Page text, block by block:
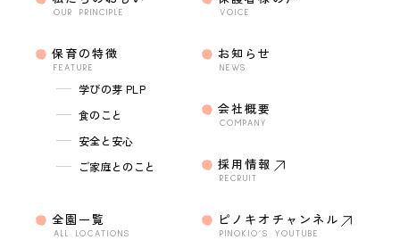
OUR PRINCIPLE
保育の特徴
FEATURE
学びの芽 PLP
食のこと
安全と安心
ご家庭とのこと
全園一覧
ALL LOCATIONS
VOICE
お知らせ
NEWS
会社概要
COMPANY
採用情報
RECRUIT
ピノキオチャンネル
PINOKIO’S YOUTUBE